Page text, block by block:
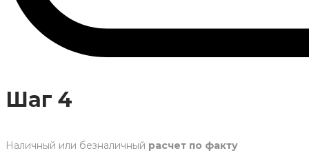
Шаг 4
Наличный или безналичный расчет по факту